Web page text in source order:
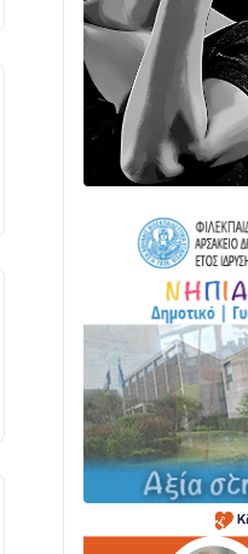
Δωρίδα για
των νερών στην
28/07 • 21:46
Διαβάστε την
κυκλοφορεί
24/07 • 11:31
ΣΤΗΝ
ΑΓΙΟ ΗΛΙΑ ΠΡΙΝ
24/07 • 11:03
ΤΟ ΠΑΡΤΥ
05/08 • 08:41
Στο σκοτάδι
Ναυπάκτου
04/08 • 19:47
Σε τροχιά
του Κέντρου της